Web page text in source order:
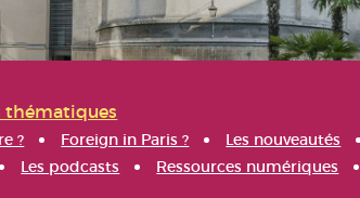
thématiques
? Foreign in Paris ? Les nouveautés
Les podcasts Ressources numériques